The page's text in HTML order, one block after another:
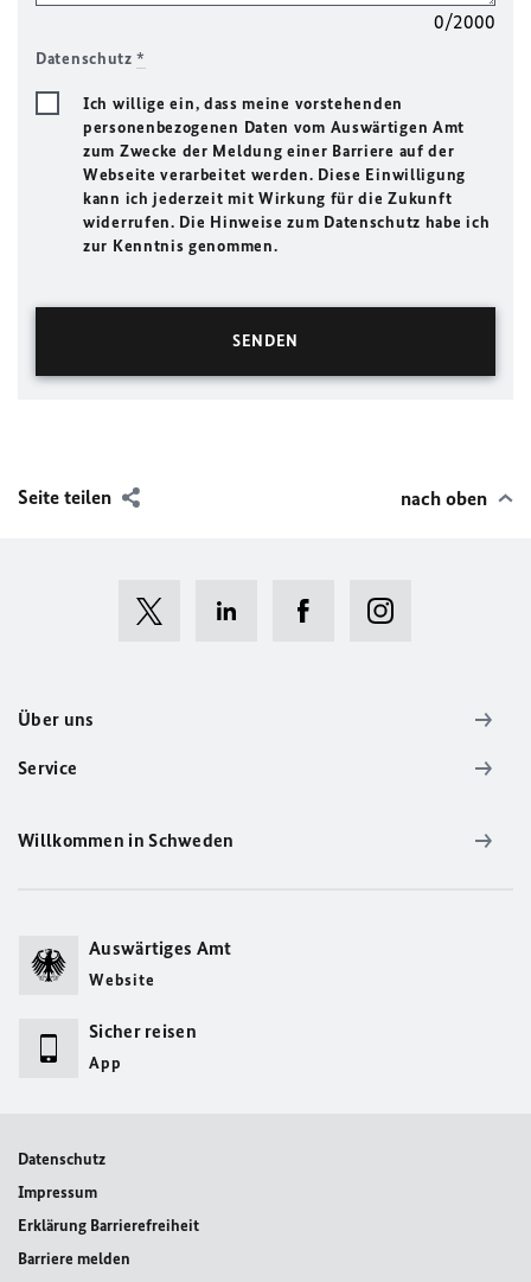
0/2000
Datenschutz*
Ich willige ein, dass meine vorstehenden
personenbezogenen Daten vom Auswärtigen Amt
zum Zwecke der Meldung einer Barriere auf der
Webseite verarbeitet werden. Diese Einwilligung
kann ich jederzeit mit Wirkung für die Zukunft
widerrufen. Die Hinweise zum Datenschutz habe ich
zur Kenntnis genommen.
Seite teilen nach oben
Über uns
Service
Willkommen in Schweden
Auswärtiges Amt
Website
Sicher reisen
App
Datenschutz
Impressum
Erklärung Barrierefreiheit
Barriere melden